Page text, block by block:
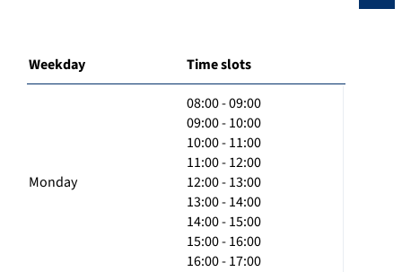
Weekday Time slots
Monday
08:00 - 09:00
09:00 - 10:00
10:00 - 11:00
11:00 - 12:00
12:00 - 13:00
13:00 - 14:00
14:00 - 15:00
15:00 - 16:00
16:00 - 17:00